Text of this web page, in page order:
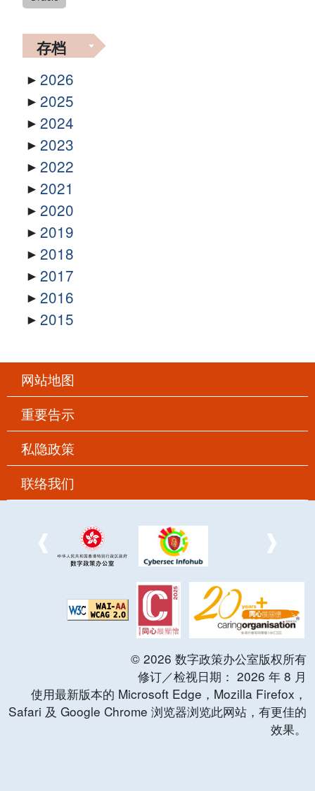
存档
2026
2025
2024
2023
2022
2021
2020
2019
2018
2017
2016
2015
网站地图
重要告示
私隐政策
联络我们
© 2026 数字政策办公室版权所有
修订／检视日期： 2026 年 8 月
使用最新版本的 Microsoft Edge，Mozilla Firefox，
Safari 及 Google Chrome 浏览器浏览此网站，有更佳的
效果。